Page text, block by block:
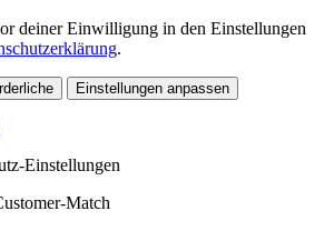
deiner Einwilligung in den Einstellungen
.
Einstellungen anpassen
Einstellungen
Match